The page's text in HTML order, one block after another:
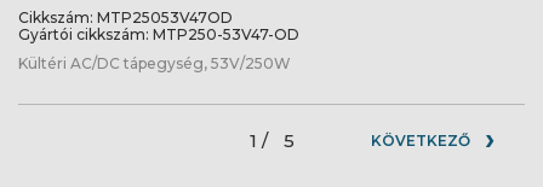
Cikkszám: MTP25053V47OD
Gyártói cikkszám: MTP250-53V47-OD
Kültéri AC/DC tápegység, 53V/250W
1 / 5 KÖVETKEZŐ